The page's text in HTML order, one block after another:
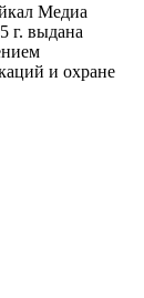
Медиа
г. выдана
и охране